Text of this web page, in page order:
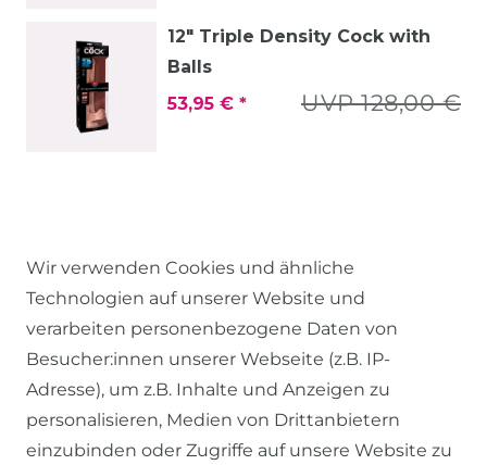
12" Triple Density Cock with
Balls
UVP 128,00 €
53,95 € *
RECHTLICHES
AGB
Wir verwenden Cookies und ähnliche
Technologien auf unserer Website und
verarbeiten personenbezogene Daten von
Besucher:innen unserer Webseite (z.B. IP-
Adresse), um z.B. Inhalte und Anzeigen zu
personalisieren, Medien von Drittanbietern
einzubinden oder Zugriffe auf unsere Website zu